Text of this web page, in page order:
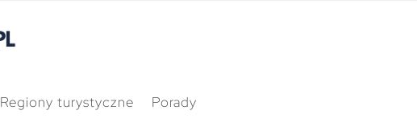
Regiony turystyczne Porady